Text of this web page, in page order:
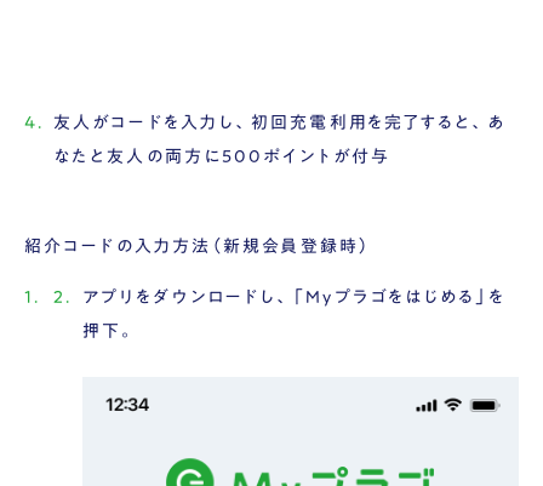
友人がコードを入力し、初回充電利用を完了すると、あ
なたと友人の両方に500ポイントが付与
紹介コードの入力方法（新規会員登録時）
アプリをダウンロードし、「Myプラゴをはじめる」を
押下。